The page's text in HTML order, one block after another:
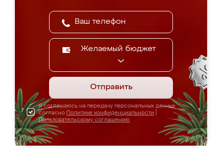
Желаемый бюджет
Отправить
Я соглашаюсь на передачу персональных данных
согласно Политике конфиденциальности
Пользовательскому соглашению